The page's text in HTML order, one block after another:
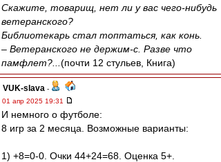
Скажите, товарищ, нет ли у вас чего-нибудь
ветеранского?
Библиотекарь стал топтаться, как конь.
– Ветеранского не держим-с. Разве что
памфлет?... (почти 12 стульев, Книга)
VUK-slava -
01 апр 2025 19:31
И немного о футболе:
8 игр за 2 месяца. Возможные варианты:
1) +8=0-0. Очки 44+24=68. Оценка 5+.